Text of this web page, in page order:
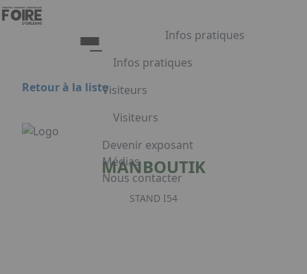
Aller au contenu principal
Infos pratiques
Infos pratiques
Tarifs et Horaires
Restauration
FAQ
Visiteurs
Visiteurs
Liste exposants
Plan du salon
Programme
Embarquement pour Venise
Devenir exposant
Médias
Nous contacter
Appuyez sur Entrée pour ouvrir le
Retour à la liste
MANBOUTIK
STAND I54
Panneau de gestion des cookies